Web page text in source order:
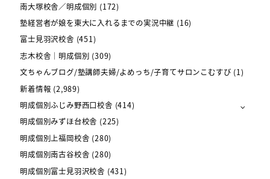
南大塚校舎／明成個別 (172)
塾経営者が娘を東大に入れるまでの実況中継 (16)
富士見羽沢校舎 (451)
志木校舎｜明成個別 (309)
文ちゃんブログ/塾講師夫婦/よめっち/子育てサロンこむすび (1)
新着情報 (2,989)
明成個別ふじみ野西口校舎 (414)
明成個別みずほ台校舎 (225)
明成個別上福岡校舎 (280)
明成個別南古谷校舎 (280)
明成個別富士見羽沢校舎 (431)